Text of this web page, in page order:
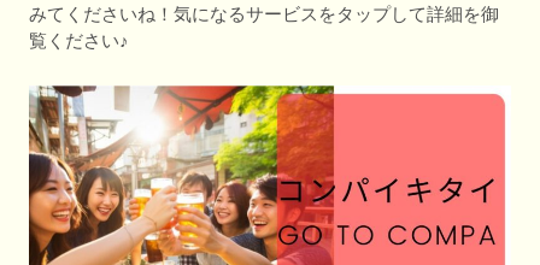
みてくださいね！気になるサービスをタップして詳細を御
覧ください♪